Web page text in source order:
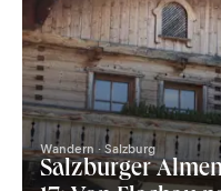
Wandern · Salzburg
Salzburger